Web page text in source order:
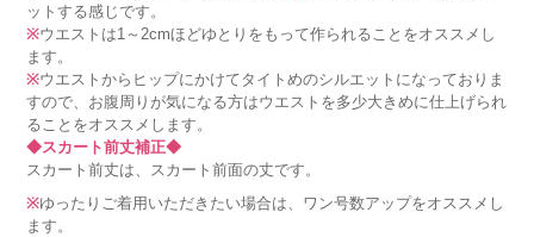
ットする感じです。
※ウエストは1～2cmほどゆとりをもって作られることをオススメし
ます。
※ウエストからヒップにかけてタイトめのシルエットになっておりま
すので、お腹周りが気になる方はウエストを多少大きめに仕上げられ
ることをオススメします。
◆スカート前丈補正◆
スカート前丈は、スカート前面の丈です。
※ゆったりご着用いただきたい場合は、ワン号数アップをオススメし
ます。